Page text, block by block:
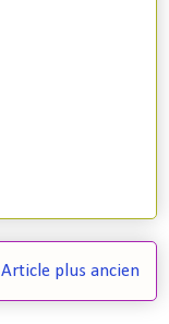
Article plus ancien